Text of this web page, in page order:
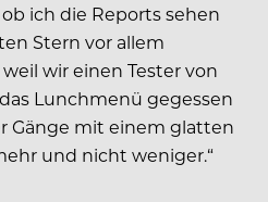
ich die Reports sehen
Stern vor allem
wir einen Tester von
Lunchmenü gegessen
Gänge mit einem glatten
und nicht weniger.“